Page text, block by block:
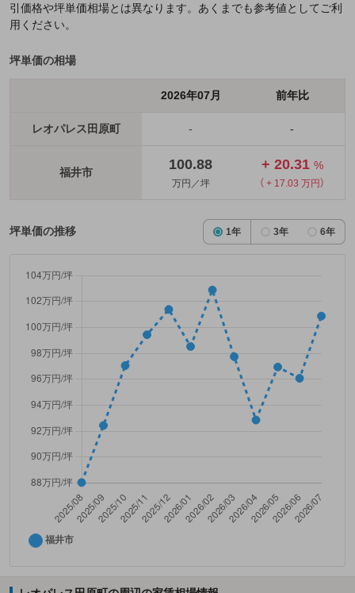
引価格や坪単価相場とは異なります。あくまでも参考値としてご利
用ください。
坪単価の相場
2026年07月 前年比
レオパレス田原町 - -
福井市 100.88
万円／坪
+ 20.31 %
（ + 17.03 万円）
坪単価の推移 1年 3年 6年